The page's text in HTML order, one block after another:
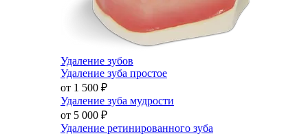
Удаление зубов
Удаление зуба простое
от 1 500 ₽
Удаление зуба мудрости
от 5 000 ₽
Удаление ретинированного зуба